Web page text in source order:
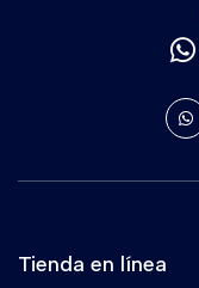
Tienda en línea